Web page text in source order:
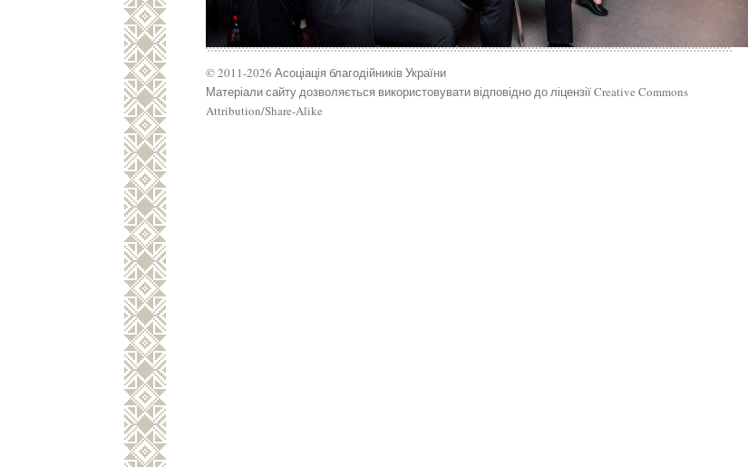
© 2011-2026 Асоціація благодійників України
Матеріали сайту дозволяється використовувати відповідно до ліцензії Creative Commons
Attribution/Share-Alike